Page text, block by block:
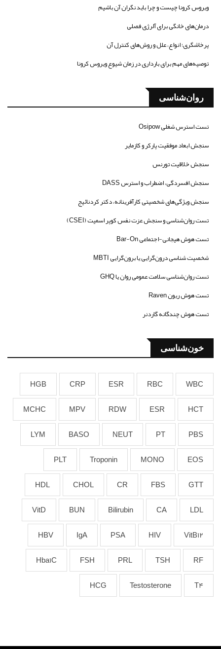
ویروس کرونا چیست و چرا باید نگران آن باشیم
درمان‌های خانگی برای آلرژی فصلی
پرخاشگری؛ انواع، علل و روش‌های کنترل آن
توصیه‌های مهم برای بارداری در زمان شیوع ویروس کرونا
روان‌شناسی
تست استرس شغلی Osipow
سنجش ابعاد موفقیت پارکر و کازمایر
سنجش خلاقیت تورنس
سنجش افسردگی، اضطراب و استرس DASS
سنجش ویژگی‌های شخصیتی کارآفرینانه، دکتر کردنائیج
تست روان‌شناسی و سنجش عزت نفس کوپر اسمیت (CSEI)
تست هوش هیجانی-اجتماعی Bar-On
شخصیت شناسی درون‌گرایی یا برون‌گرایی MBTI
تست روان‌شناسی سلامت عمومی روان یا GHQ
تست هوش ریون Raven
تست هوش چندگانه گاردنر
خون‌شناسی
WBC
RBC
ESR
CRP
HGB
HCT
ESR
RDW
MPV
MCHC
PBS
PT
NEUT
BASO
LYM
EOS
MONO
Troponin
PLT
GTT
FBS
CR
CHOL
HDL
LDL
CA
Bilirubin
BUN
VitD
VitB12
HIV
PSA
IgA
HBV
RF
TSH
PRL
FSH
Hba1C
T4
Testosterone
HCG